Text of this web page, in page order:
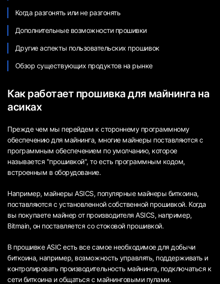
Когда разгонять или не разгонять
Дополнительные возможности прошивки
Другие аспекты пользовательских прошивок
Обзор существующих продуктов на рынке
Как работает прошивка для майнинга на
асиках
Прежде чем мы перейдем к стороннему программному
обеспечению для майнинга, многие майнеры поставляются с
программным обеспечением по умолчанию, которое
называется "прошивкой", то есть программным кодом,
встроенным в оборудование.
Например, майнеры ASICS, популярные майнеры биткоина,
поставляются с установленной собственной прошивкой. Когда
вы покупаете майнер от производителя ASICS, например,
Bitmain, он поставляется со стоковой прошивкой.
В прошивке ASIC есть все самое необходимое для добычи
биткоина, например, возможность управлять, поддерживать и
контролировать производительность майнинга, подключаться к
сети биткоина и общаться с майнинговыми пулами.